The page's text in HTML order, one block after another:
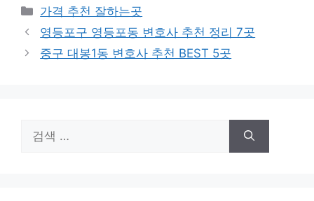
카
테
고
리
가격 추천 잘하는곳
영등포구 영등포동 변호사 추천 정리 7곳
중구 대봉1동 변호사 추천 BEST 5곳
색: